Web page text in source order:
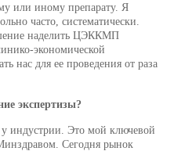
или иному препарату. Я
часто, систематически.
наделить ЦЭККМП
экономической
нас для ее проведения от раза
экспертизы?
индустрии. Это мой ключевой
Сегодня рынок